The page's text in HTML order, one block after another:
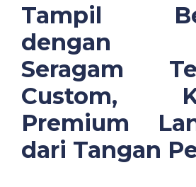
Tampil
dengan
Seragam
Custom,
Premium
dari Tangan